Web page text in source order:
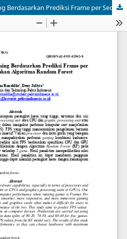
Analisis Kebutuhan Gaming Berdasarkan Prediksi Frame per Second Menggunakan Algoritma Random Forest